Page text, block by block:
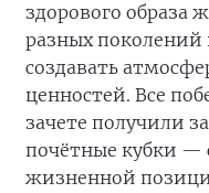
здорового образа
разных поколений
создавать
ценностей. Все
зачете получили
почётные кубки —
жизненной